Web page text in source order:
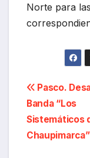
Norte para
de
Pasco.
Banda “Los
Sistemáticos
Chaupimarca”